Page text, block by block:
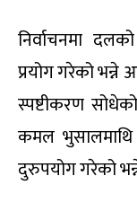
निर्वाचनमा
प्रयोग गरेको भन्ने
स्पष्टीकरण
कमल
दुरुपयोग गरेको